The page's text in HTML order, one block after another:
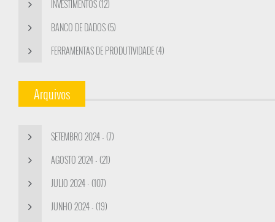
INVESTIMENTOS (12)
BANCO DE DADOS (5)
FERRAMENTAS DE PRODUTIVIDADE (4)
Arquivos
SETEMBRO 2024 - (7)
AGOSTO 2024 - (21)
JULIO 2024 - (107)
JUNHO 2024 - (19)